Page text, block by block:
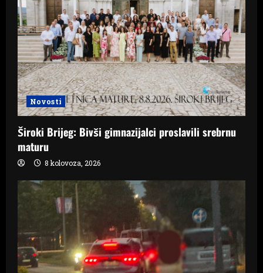
Novosti
Široki Brijeg: Bivši gimnazijalci proslavili srebrnu
maturu
8 kolovoza, 2026